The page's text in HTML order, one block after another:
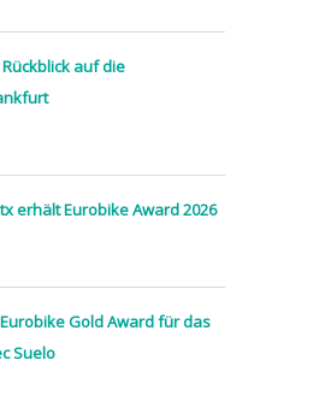
auf die
erhält Eurobike Award 2026
Gold Award für das
Suelo